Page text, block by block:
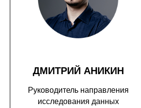
ДМИТРИЙ АНИКИН
Руководитель направления
исследования данных